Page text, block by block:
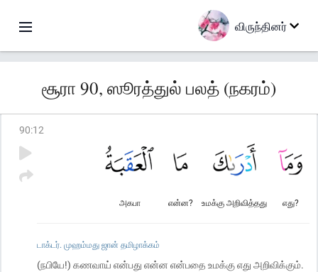
விருந்தினர்
சூரா 90, ஸூரத்துல் பலத் (நகரம்)
90:12
எது?
உமக்கு அறிவித்தது
என்ன?
அகபா
டாக்டர். முஹம்மது ஜான் தமிழாக்கம்
(நபியே!) கணவாய் என்பது என்ன என்பதை உமக்கு எது அறிவிக்கும்.